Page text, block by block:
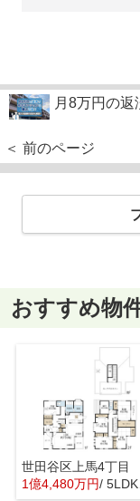
月8万円の返
＜ 前のページ
おすすめ物
世田谷区上馬4丁目
1億4,480万円/ 5LDK＋1S(納戸)